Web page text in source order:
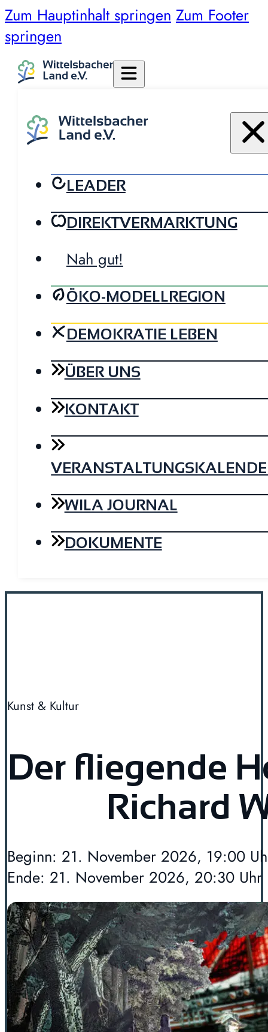
Zum Hauptinhalt springen Zum Footer
springen
LEADER
DIREKTVERMARKTUNG
Nah gut!
ÖKO-MODELLREGION
DEMOKRATIE LEBEN
ÜBER UNS
KONTAKT
WILA JOURNAL
DOKUMENTE
Kunst & Kultur
Der fliegende
Richard
Beginn: 21. November 2026, 19:00
Ende: 21. November 2026, 20:30 Uhr